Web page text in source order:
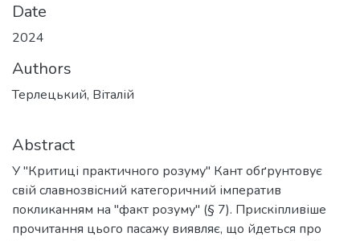
Date
2024
Authors
Терлецький, Віталій
Abstract
У "Критиці практичного розуму" Кант обґрунтовує
свій славнозвісний категоричний імператив
покликанням на "факт розуму" (§ 7). Прискіпливіше
прочитання цього пасажу виявляє, що йдеться про